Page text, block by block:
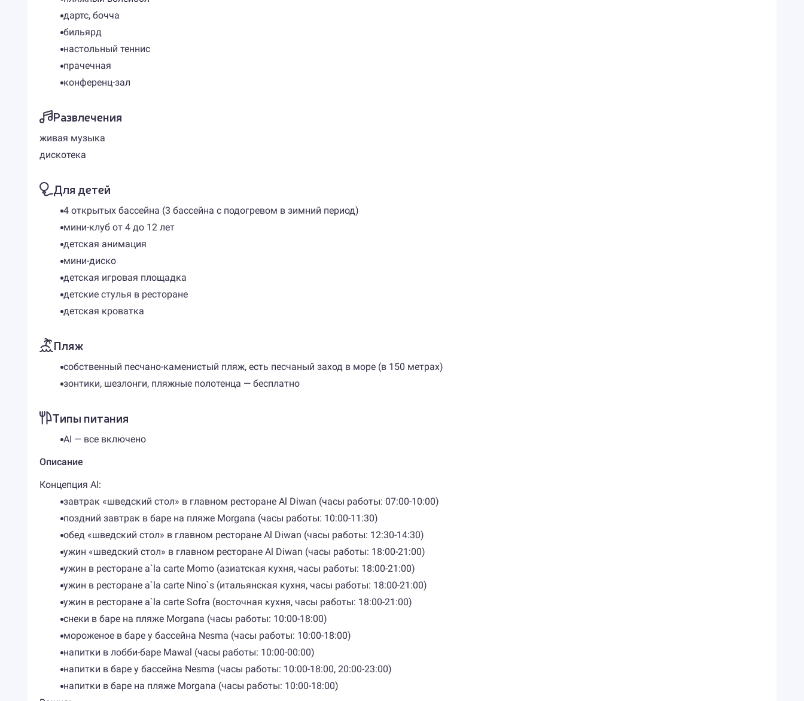
дартс, бочча
бильярд
настольный теннис
прачечная
конференц-зал
Развлечения
живая музыка
дискотека
Для детей
4 открытых бассейна (3 бассейна с подогревом в зимний период)
мини-клуб от 4 до 12 лет
детская анимация
мини-диско
детская игровая площадка
детские стулья в ресторане
детская кроватка
Пляж
собственный песчано-каменистый пляж, есть песчаный заход в море (в 150 метрах)
зонтики, шезлонги, пляжные полотенца — бесплатно
Типы питания
AI — все включено
Описание
Концепция Al:
завтрак «шведский стол» в главном ресторане Al Diwan (часы работы: 07:00-10:00)
поздний завтрак в баре на пляже Morgana (часы работы: 10:00-11:30)
обед «шведский стол» в главном ресторане Al Diwan (часы работы: 12:30-14:30)
ужин «шведский стол» в главном ресторане Al Diwan (часы работы: 18:00-21:00)
ужин в ресторане a`la carte Momo (азиатская кухня, часы работы: 18:00-21:00)
ужин в ресторане a`la carte Nino`s (итальянская кухня, часы работы: 18:00-21:00)
ужин в ресторане a`la carte Sofra (восточная кухня, часы работы: 18:00-21:00)
снеки в баре на пляже Morgana (часы работы: 10:00-18:00)
мороженое в баре у бассейна Nesma (часы работы: 10:00-18:00)
напитки в лобби-баре Mawal (часы работы: 10:00-00:00)
напитки в баре у бассейна Nesma (часы работы: 10:00-18:00, 20:00-23:00)
напитки в баре на пляже Morgana (часы работы: 10:00-18:00)